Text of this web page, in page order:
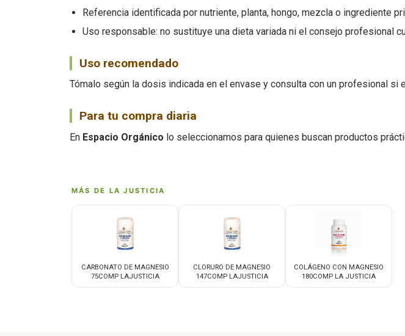
Referencia identificada por nutriente, planta, hongo, mezcla o ingrediente
Uso responsable: no sustituye una dieta variada ni el consejo profesional
Uso recomendado
Tómalo según la dosis indicada en el envase y consulta con un profesional
Para tu compra diaria
En Espacio Orgánico lo seleccionamos para quienes buscan productos
MÁS DE LA JUSTICIA
CARBONATO DE MAGNESIO
75COMP LAJUSTICIA
CLORURO DE MAGNESIO
147COMP LAJUSTICIA
COLÁGENO CON MAGNESIO
180COMP LA JUSTICIA